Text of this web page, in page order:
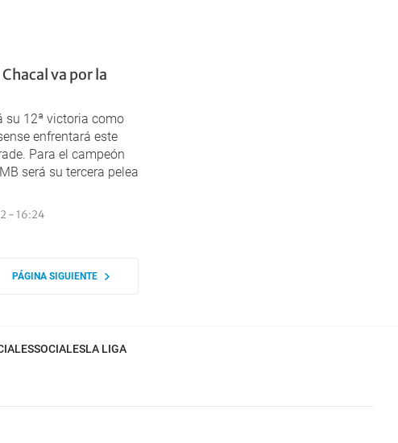
va por la
su 12ª victoria como
enfrentará este
Para el campeón
será su tercera pelea
- 16:24
PÁGINA SIGUIENTE
SOCIALESLA LIGA